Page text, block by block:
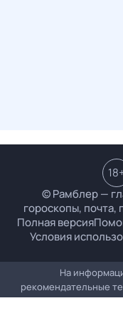
© Рамблер —
гороскопы, почта,
Полная версия
Условия
18
На
рекомендательные